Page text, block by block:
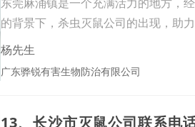
的背景下，杀虫灭鼠公司的出现，助
量与
杨先生
广东骅锐有害生物防治有限公司
13、长沙市灭鼠公司联系电